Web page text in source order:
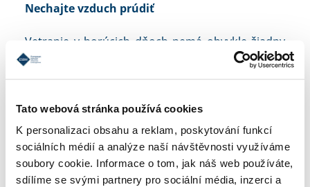
Tato webová stránka používá cookies
K personalizaci obsahu a reklam, poskytování funkcí
sociálních médií a analýze naší návštěvnosti využíváme
soubory cookie. Informace o tom, jak náš web používáte,
sdílíme se svými partnery pro sociální média, inzerci a
Nechajte vzduch prúdiť
Vetranie v horúcich dňoch nemá obvykle žiadny
význam. Ak nemáte klimatizáciu, zaobstarajte si
Skúste tiež počas dňa zatiahnuť žalúzie, aby ste
zamedzili nepríjemným slnečným lúčom prenikať
priamo do miestnosti.
Užite si voľný čas